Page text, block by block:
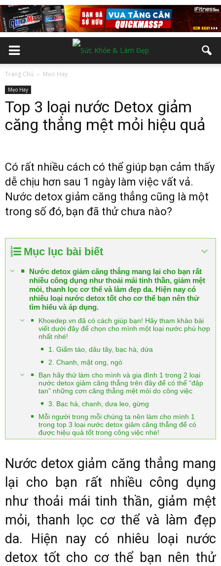
Trang Chủ Mẹo Hay
Mẹo Hay
Top 3 loại nước Detox giảm
căng thẳng mệt mỏi hiệu quả
Có rất nhiều cách có thể giúp bạn cảm thấy
dễ chịu hơn sau 1 ngày làm việc vất vả.
Nước detox giảm căng thẳng cũng là một
trong số đó, bạn đã thử chưa nào?
Mục lục bài biết
Nước detox giảm căng thẳng mang lại cho bạn rất
nhiều công dụng như thoải mái tinh thần, giảm mệt
mỏi, thanh lọc cơ thể và làm đẹp da. Hiện nay có
nhiêu loại nước detox tốt cho cơ thể bạn nên thử
tìm hiểu và áp dụng.
Khoedep.vn đã có cách giúp bạn! Hãy tham khảo bài
viết dưới đây để chọn cho mình một loại nước phù hợp
nhất nhé!
1. Giấm táo, dâu tây, bạc hà, dứa
2. Chanh, mật ong, ngò
Bạn hãy thử làm cho mình và gia đình 1 trong 2 loại
nước detox giảm căng thẳng trên đây để có thể “đập
tan” những cơn căng thẳng mệt mỏi do công việc
3. Bạc hà, chanh, dưa leo, gừng
Mỗi người trong mỗi chúng ta nên làm cho mình 1
trong top 3 loại nước detox giảm căng thẳng để có
được hiệu quả tốt trong công việc nhé!
Nước detox giảm căng thẳng mang
lại cho bạn rất nhiều công dụng
như thoải mái tinh thần, giảm mệt
mỏi, thanh lọc cơ thể và làm đẹp
da. Hiện nay có nhiêu loại nước
detox tốt cho cơ thể bạn nên thử